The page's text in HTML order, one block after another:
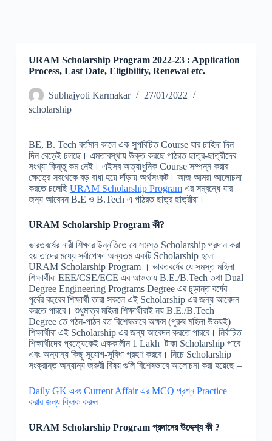
URAM Scholarship Program 2022-23 : Application
Process, Last Date, Eligibility, Renewal etc.
Subhajyoti Karmakar
27/01/2022
scholarship
BE, B. Tech বর্তমান কালে এক সুপরিচিত Course যার চাহিদা দিন
দিন বেড়েই চলছে। এমতাবস্থায় উক্ত করছে পাঠরত ছাত্র-ছাত্রীদের
সংখ্যা কিন্তু কম নেই। এইসব অত্যাধুনিক Course সম্পন্ন করার
ক্ষেত্রে সবথেকে বড় বাধা হয়ে দাঁড়ায় অর্থসংকট। আজ আমরা আলোচনা
করতে চলেছি URAM Scholarship Programএর সম্বন্ধে যার
জন্য আবেদন B.E ও B.Tech এ পাঠরত ছাত্র ছাত্রীরা।
URAM Scholarship Program কী?
ভারতবর্ষের নারী শিক্ষার উন্নতিতে যে সমস্ত Scholarship প্রদান করা
হয় তাদের মধ্যে সর্বাপেক্ষা অন্যতম একটি Scholarship হলো
URAM Scholarship Program । ভারতবর্ষের যে সমস্ত মহিলা
শিক্ষার্থীরা EEE/CSE/ECE এর আওতায় B.E./B.Tech তথা Dual
Degree Engineering Programs Degree এর চূড়ান্ত বর্ষের
পূর্বের বছরের শিক্ষার্থী তারা সকলে এই Scholarship এর জন্য আবেদন
করতে পারবে। শুধুমাত্র মহিলা শিক্ষার্থীরাই নয় B.E./B.Tech
Degree তে পঠন-পাঠন রত বিশেষভাবে অক্ষম (পুরুষ মহিলা উভয়ই)
শিক্ষার্থীরা এই Scholarship এর জন্য আবেদন করতে পারবে। নির্বাচিত
শিক্ষার্থীদের প্রত্যেকেই এককালীন 1 Lakh টাকা Scholarship পাবে
এবং অন্যান্য কিছু সুযোগ-সুবিধা গ্রহণ করবে। নিচে Scholarship
সংক্রান্ত অন্যান্য জরুরী বিষয় গুলি বিশেষভাবে আলোচনা করা হয়েছে –
Daily GK এবং Current Affair এর MCQ প্রশ্ন Practice
করার জন্য ক্লিক করুন
URAM Scholarship Program প্রদানের উদ্দেশ্য কী ?